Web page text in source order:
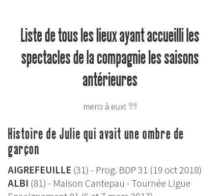
Liste de tous les lieux ayant accueilli les
spectacles de la compagnie les saisons
antérieures
merci à eux!
Histoire de Julie qui avait une ombre de
garçon
AIGREFEUILLE (31) - Prog. BDP 31 (19 oct 2018)
ALBI (81) - Maison Cantepau - Tournée Ligue